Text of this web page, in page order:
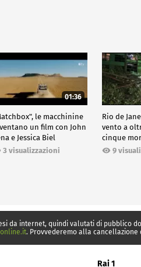
01:36
le macchinine
un film con John
e Jessica Biel
3 visualizzazioni
Rio de
vento a
cinque
9
da internet, quindi valutati di pubblico
. Provvederemo alla
Rai 1